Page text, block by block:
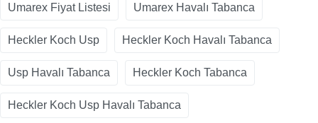
Umarex Fiyat Listesi Umarex Havalı Tabanca
Heckler Koch Usp Heckler Koch Havalı Tabanca
Usp Havalı Tabanca Heckler Koch Tabanca
Heckler Koch Usp Havalı Tabanca